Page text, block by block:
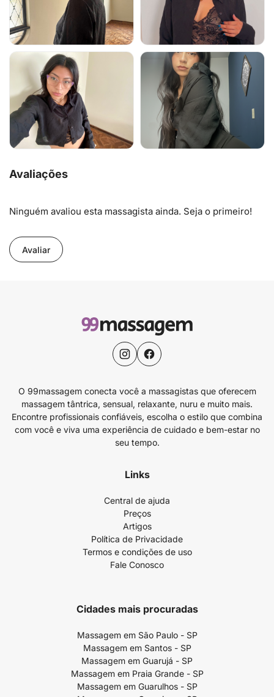
Avaliações
Ninguém avaliou esta massagista ainda. Seja o primeiro!
Avaliar
O 99massagem conecta você a massagistas que oferecem
massagem tântrica, sensual, relaxante, nuru e muito mais.
Encontre profissionais confiáveis, escolha o estilo que combina
com você e viva uma experiência de cuidado e bem-estar no
seu tempo.
Links
Central de ajuda
Preços
Artigos
Política de Privacidade
Termos e condições de uso
Fale Conosco
Cidades mais procuradas
Massagem em São Paulo - SP
Massagem em Santos - SP
Massagem em Guarujá - SP
Massagem em Praia Grande - SP
Massagem em Guarulhos - SP